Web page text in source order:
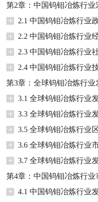
第2章：中国钨钼冶炼行业
+
2.1 中国钨钼冶炼行业
+
2.2 中国钨钼冶炼行业
+
2.3 中国钨钼冶炼行业
+
2.4 中国钨钼冶炼行业
第3章：全球钨钼冶炼行
+
3.1 全球钨钼冶炼行业
+
3.3 全球钨钼冶炼行业
+
3.5 全球钨钼冶炼行业
+
3.6 全球钨钼冶炼行业
+
3.7 全球钨钼冶炼行业
第4章：中国钨钼冶炼行
+
4.1 中国钨钼冶炼行业